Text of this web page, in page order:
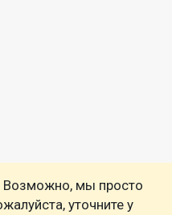
Возможно, мы просто
уточните у